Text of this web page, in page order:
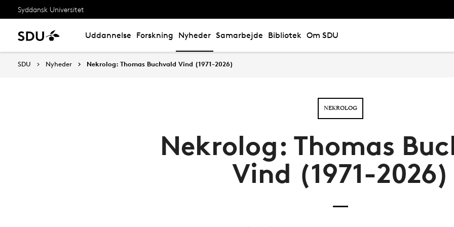
Syddansk Universitet
Uddannelse Forskning Nyheder Samarbejde Bibliotek Om SDU
SDU Nyheder Nekrolog: Thomas Buchvald Vind (1971-2026)
NEKROLOG
Nekrolog: Thomas
Vind (1971-2026)